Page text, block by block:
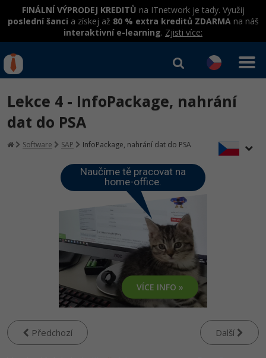
FINÁLNÍ VÝPRODEJ KREDITŮ na ITnetwork je tady. Využij
poslední šanci a získej až 80 % extra kreditů ZDARMAna náš
interaktivní e-learning. Zjisti více:
hrazené úřadem práce
Workshopy zdarma
Umělá inteligence v praxi
Datová analýza v praxi
Školení
Základy programování
Objektové programování - OOP
Umělá inteligence
HTML5, CSS3, Bootstrap, SEO
Testování a verzování
Školení dle technologií
C# .NET
Java
PHP
JavaScript
Python
Kurzy IT profesí
Junior programátor
Programátor WWW aplikací
Front-end developer
Vývojář mobilních aplikací
Specialista na AI a bigdata
C# Game developer
Kurzy programování
Jak začít?
C#.NET -80%
Python -80%
JavaScript -80%
PHP -80%
-80%
Kurzy e-commerce
Datová analýza
Digitální gramotnost
Marketing -30%
WordPress
Kurzy designu
HTML/CSS -80%
Photoshop -80%
Adobe Illustrator -80%
Adobe Lightroom
Přihlásit se | Registrovat
Lekce 4 - InfoPackage, nahrání
dat do PSA
Software SAP InfoPackage, nahrání dat do PSA
Naučíme tě pracovat na
home-office.
VÍCE INFO »
Předchozí Další